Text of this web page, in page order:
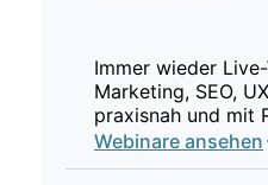
Immer wieder
Marketing, SEO,
praxisnah und mit
Webinare ansehen